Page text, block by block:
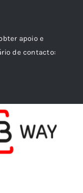
apoio e
de contacto: